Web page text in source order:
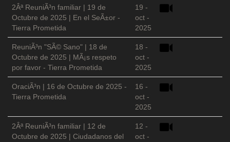
2Âª ReuniÃ³n familiar | 19 de
Octubre de 2025 | En el SeÃ±or -
Tierra Prometida
19 -
oct -
2025
ReuniÃ³n "SÃ© Sano" | 18 de
Octubre de 2025 | MÃ¡s respeto
por favor - Tierra Prometida
18 -
oct -
2025
OraciÃ³n | 16 de Octubre de 2025 -
Tierra Prometida
16 -
oct -
2025
2Âª ReuniÃ³n familiar | 12 de
Octubre de 2025 | Ciudadanos del
12 -
oct -